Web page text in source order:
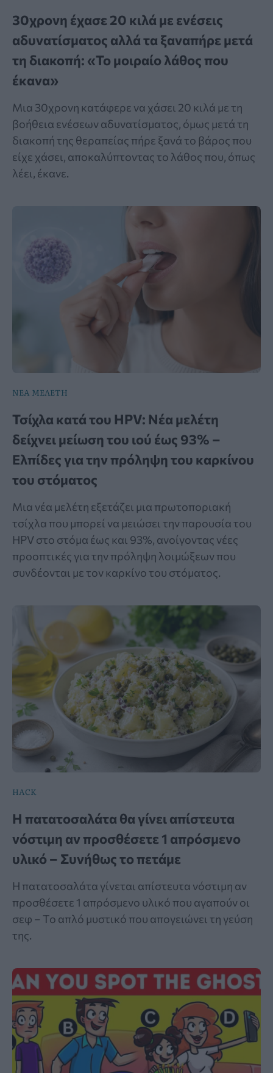
30χρονη έχασε 20 κιλά με ενέσεις
αδυνατίσματος αλλά τα ξαναπήρε μετά
τη διακοπή: «Το μοιραίο λάθος που
έκανα»
Μια 30χρονη κατάφερε να χάσει 20 κιλά με τη
βοήθεια ενέσεων αδυνατίσματος, όμως μετά τη
διακοπή της θεραπείας πήρε ξανά το βάρος που
είχε χάσει, αποκαλύπτοντας το λάθος που, όπως
λέει, έκανε.
ΝΕΑ ΜΕΛΕΤΗ
Τσίχλα κατά του HPV: Νέα μελέτη
δείχνει μείωση του ιού έως 93% –
Ελπίδες για την πρόληψη του καρκίνου
του στόματος
Μια νέα μελέτη εξετάζει μια πρωτοποριακή
τσίχλα που μπορεί να μειώσει την παρουσία του
HPV στο στόμα έως και 93%, ανοίγοντας νέες
προοπτικές για την πρόληψη λοιμώξεων που
συνδέονται με τον καρκίνο του στόματος.
HACK
Η πατατοσαλάτα θα γίνει απίστευτα
νόστιμη αν προσθέσετε 1 απρόσμενο
υλικό – Συνήθως το πετάμε
Η πατατοσαλάτα γίνεται απίστευτα νόστιμη αν
προσθέσετε 1 απρόσμενο υλικό που αγαπούν οι
σεφ – Το απλό μυστικό που απογειώνει τη γεύση
της.